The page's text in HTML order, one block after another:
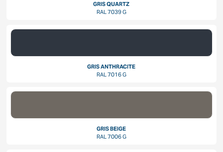
GRIS QUARTZ
RAL 7039 G
GRIS ANTHRACITE
RAL 7016 G
GRIS BEIGE
RAL 7006 G